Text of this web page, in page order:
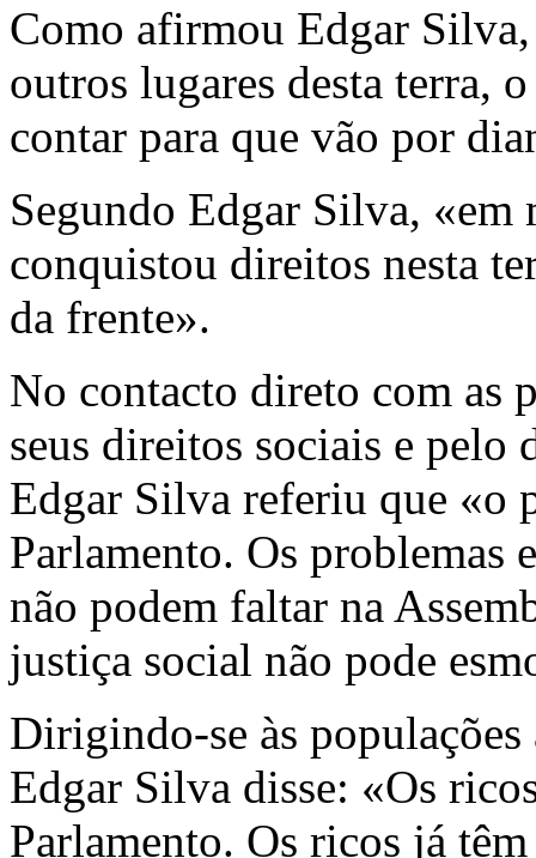
Como afirmou Edgar
outros lugares desta terra,
contar para que vão por
Segundo Edgar Silva, «em
conquistou direitos nesta
da frente».
No contacto direto com as
seus direitos sociais e
Edgar Silva referiu que «o
Parlamento. Os problemas
não podem faltar na
justiça social não pode
Dirigindo-se às
Edgar Silva disse: «Os
Parlamento. Os ricos já